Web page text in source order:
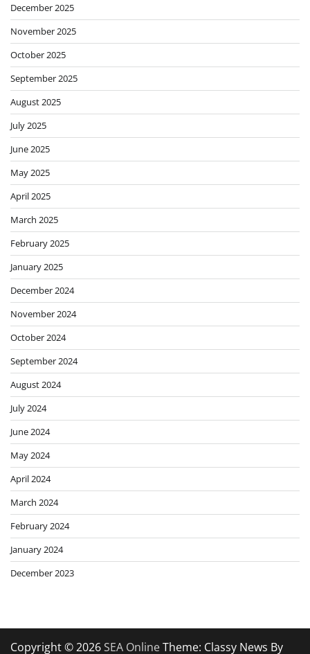
December 2025
November 2025
October 2025
September 2025
August 2025
July 2025
June 2025
May 2025
April 2025
March 2025
February 2025
January 2025
December 2024
November 2024
October 2024
September 2024
August 2024
July 2024
June 2024
May 2024
April 2024
March 2024
February 2024
January 2024
December 2023
Copyright © 2026SEA OnlineTheme: Classy News By